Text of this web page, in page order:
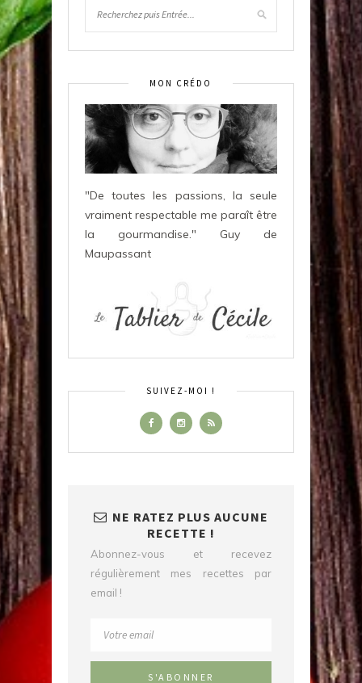
MON CRÉDO
"De toutes les passions, la seule
vraiment respectable me paraît être
la gourmandise." Guy de
Maupassant
SUIVEZ-MOI !
NE RATEZ PLUS AUCUNE
RECETTE !
Abonnez-vous et recevez
régulièrement mes recettes par
email !